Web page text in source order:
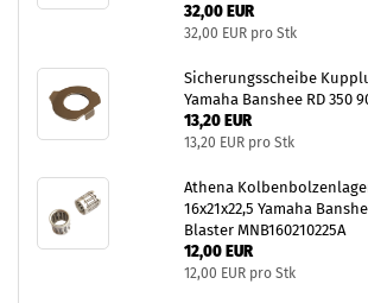
32,00 EUR
32,00 EUR pro Stk
Sicherungsscheibe
Yamaha Banshee RD 350
13,20 EUR
13,20 EUR pro Stk
Athena
16x21x22,5 Yamaha
Blaster MNB160210225A
12,00 EUR
12,00 EUR pro Stk